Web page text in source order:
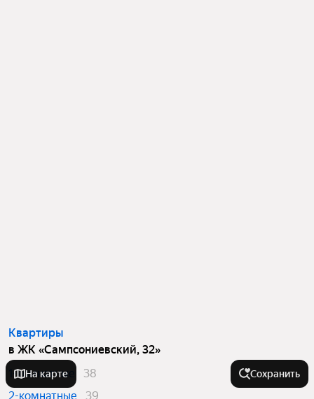
Квартиры
в ЖК «Сампсониевский, 32»
1-комнатные
38
2-комнатные
39
На карте Сохранить